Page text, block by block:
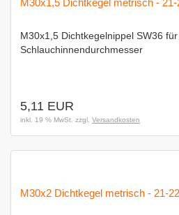
M30x1,5 Dichtkegel metrisch -
M30x1,5 Dichtkegelnippel SW36
Schlauchinnendurchmesser
5,11 EUR
inkl. 19 % MwSt. zzgl. Versandkosten
M30x2 Dichtkegel metrisch - 21-